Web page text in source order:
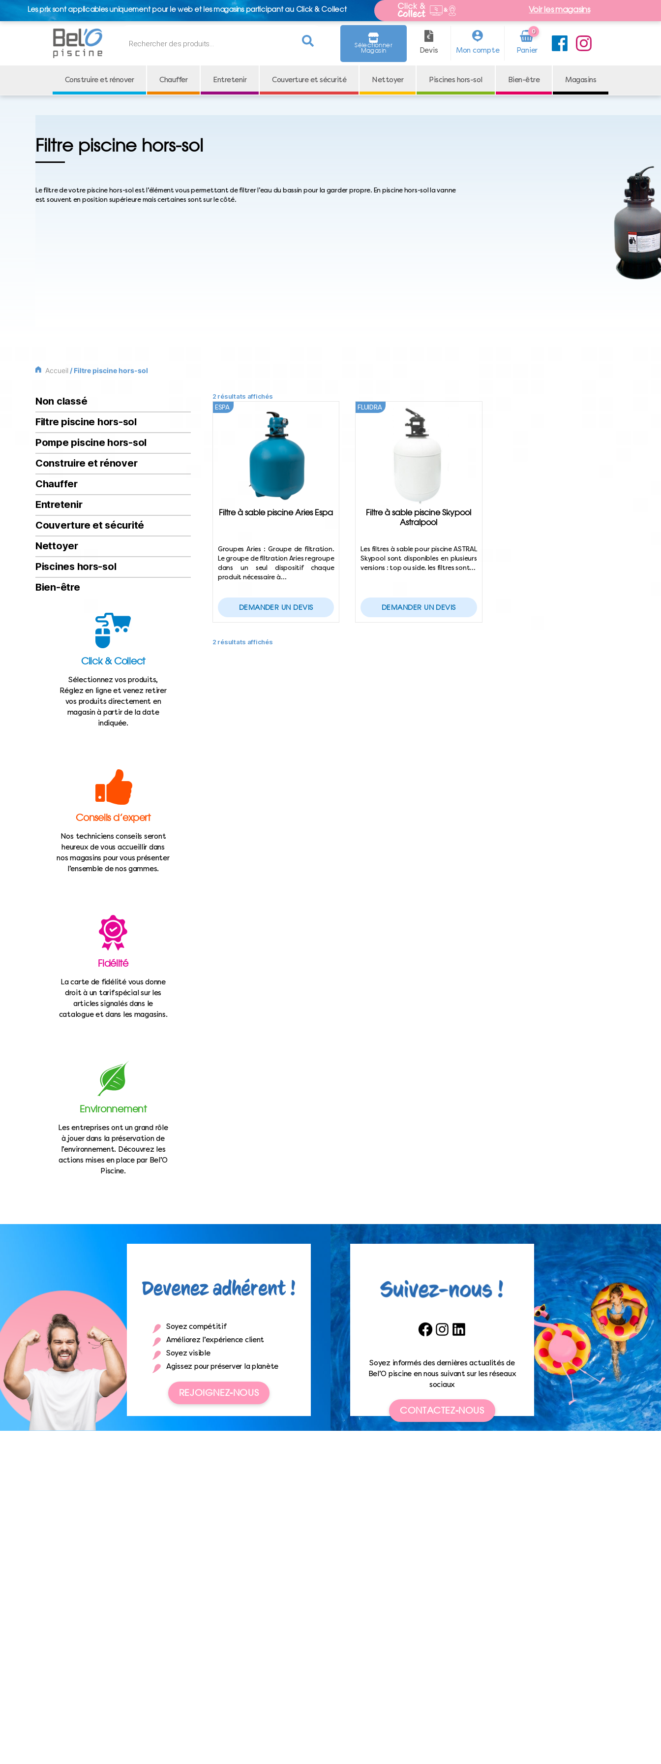
Les prix sont applicables uniquement pour le web et les magasins participant au Click & Collect Voir les magasins
de
Sélectionner
Magasin Devis Mon compte
0
Arti
cle
Construire et rénover Chauffer Entretenir Couverture et sécurité Nettoyer Piscines hors-sol Bien-être Magasins
Filtre piscine hors-sol
Le filtre de votre piscine hors-sol est l’élément vous permettant de filtrer l’eau du bassin pour la garder propre. En piscine hors-sol la vanne
est souvent en position supérieure mais certaines sont sur le côté.
Accueil / Filtre piscine hors-sol
2 résultats affichés
Filtre à sable piscine Aries Espa
ESPA
Groupes Aries : Groupe de filtration.
Le groupe de filtration Aries regroupe
dans un seul dispositif chaque
produit nécessaire à…
DEMANDER UN DEVIS
Filtre à sable piscine Skypool
Astralpool
FLUIDRA
Les filtres à sable pour piscine ASTRAL
Skypool sont disponibles en plusieurs
versions : top ou side. les filtres sont…
DEMANDER UN DEVIS
2 résultats affichés
Non classé
Filtre piscine hors-sol
Pompe piscine hors-sol
Construire et rénover
Chauffer
Entretenir
Couverture et sécurité
Nettoyer
Piscines hors-sol
Bien-être
Click & Collect
Sélectionnez vos produits,
Réglez en ligne et venez retirer
vos produits directement en
magasin à partir de la date
indiquée.
Conseils d’expert
Nos techniciens conseils seront
heureux de vous accueillir dans
nos magasins pour vous présenter
l’ensemble de nos gammes.
Fidélité
La carte de fidélité vous donne
droit à un tarif spécial sur les
articles signalés dans le
catalogue et dans les magasins.
Environnement
Les entreprises ont un grand rôle
à jouer dans la préservation de
l’environnement. Découvrez les
actions mises en place par Bel’O
Piscine.
Soyez compétitif
Améliorez l’expérience client
Soyez visible
Agissez pour préserver la planète
REJOIGNEZ-NOUS
FacebookInstagramLinkedIn
Soyez informés des dernières actualités de
Bel’O piscine en nous suivant sur les réseaux
sociaux
CONTACTEZ-NOUS